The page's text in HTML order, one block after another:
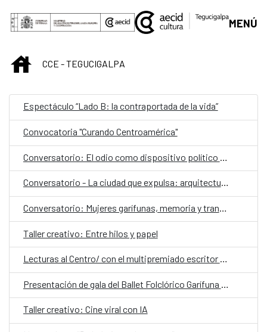
Saltar al contenido principal
MENÚ
INICIOCCE - TEGUCIGALPA
Espectáculo “Lado B: la contraportada de la vida”
Convocatoria "Curando Centroamérica"
Conversatorio - La ciudad que expulsa: arquitectura, exclusión y gentrificación
Conversatorio: Mujeres garífunas, memoria y transmisión cultural
Taller creativo: Entre hilos y papel
Lecturas al Centro/ con el multipremiado escritor español Ray Loriga como invitado especial,
Presentación de gala del Ballet Folclórico Garífuna de Honduras
Taller creativo: Cine viral con IA